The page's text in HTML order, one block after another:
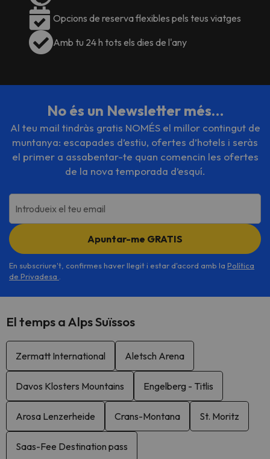
Opcions de reserva flexibles pels teus viatges
Amb tu 24 h tots els dies de l'any
No és un Newsletter més…
Al teu mail tindràs gratis NOMÉS el millor contingut de
muntanya: escapades d’estiu, ofertes d’hotels i seràs
el primer a assabentar-te quan comencin les ofertes
de la nova temporada d’esquí.
Introdueix el teu email
Apuntar-me GRATIS
En subscriure't, confirmes haver llegit i estar d'acord amb la Política
de Privadesa
El temps a Alps Suïssos
Zermatt International Aletsch Arena
Davos Klosters Mountains Engelberg - Titlis
Arosa Lenzerheide Crans-Montana St. Moritz
Saas-Fee Destination pass